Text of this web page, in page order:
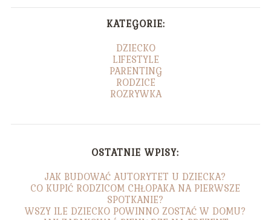
KATEGORIE:
DZIECKO
LIFESTYLE
PARENTING
RODZICE
ROZRYWKA
OSTATNIE WPISY:
JAK BUDOWAĆ AUTORYTET U DZIECKA?
CO KUPIĆ RODZICOM CHŁOPAKA NA PIERWSZE
SPOTKANIE?
WSZY ILE DZIECKO POWINNO ZOSTAĆ W DOMU?